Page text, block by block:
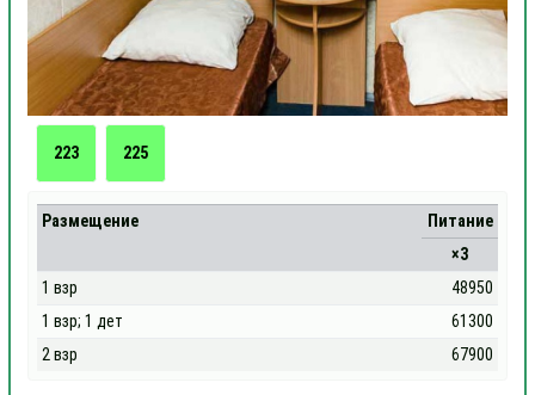
223 225
Размещение
Питание
×3
1 взр
48950
1 взр; 1 дет
61300
2 взр
67900